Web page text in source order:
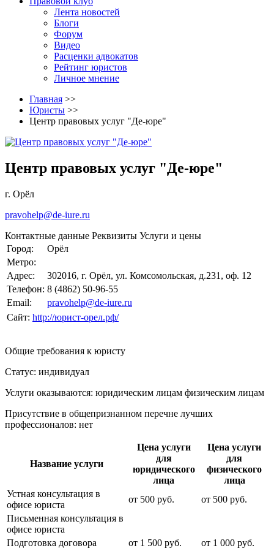
Лента новостей
Блоги
Форум
Видео
Расценки адвокатов
Рейтинг юристов
Личное мнение
Главная >>
Юристы >>
Центр правовых услуг "Де-юре"
Центр правовых услуг "Де-юре"
г. Орёл
pravohelp@de-iure.ru
Контактные данные Реквизиты Услуги и цены
Город:
Орёл
Метро:
Адрес:
302016, г. Орёл, ул. Комсомольская, д.231, оф. 12
Телефон: 8 (4862) 50-96-55
Email:
pravohelp@de-iure.ru
Сайт: http://юрист-орел.рф/
Общие требования к юристу
Статус: индивидуал
Услуги оказываются: юридическим лицам физическим лицам
Присутствие в общепризнанном перечне лучших
профессионалов: нет
Название услуги
Цена услуги
для
юридического
лица
Цена услуги
для
физического
лица
Устная консультация в
офисе юриста
от 500 руб. от 500 руб.
Письменная консультация в
офисе юриста
Подготовка договора
от 1 500 руб. от 1 000 руб.